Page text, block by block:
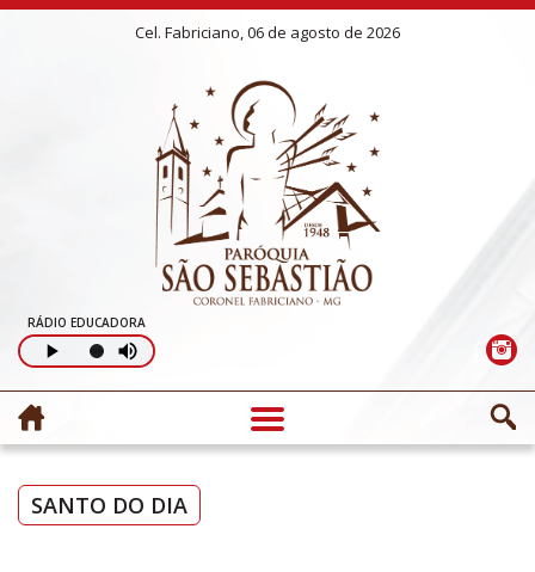
Cel. Fabriciano, 06 de agosto de 2026
RÁDIO EDUCADORA
SANTO DO DIA